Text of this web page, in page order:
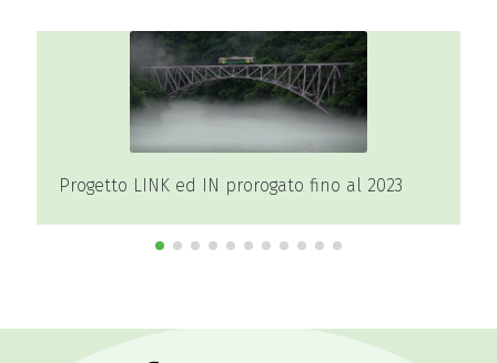
fino al 2023 Master Promotori del dono